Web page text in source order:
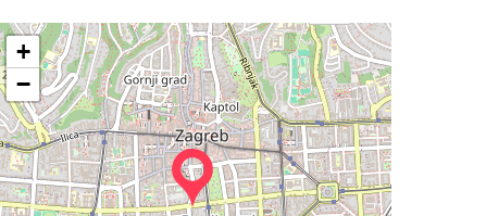
+
−